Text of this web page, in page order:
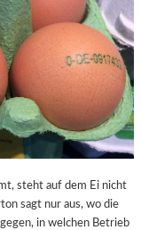
steht auf dem Ei nicht
sagt nur aus, wo die
in welchen Betrieb